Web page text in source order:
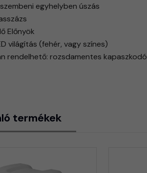
egyhelyben úszás
Előnyök
világítás (fehér, vagy színes)
rendelhető: rozsdamentes
termékek